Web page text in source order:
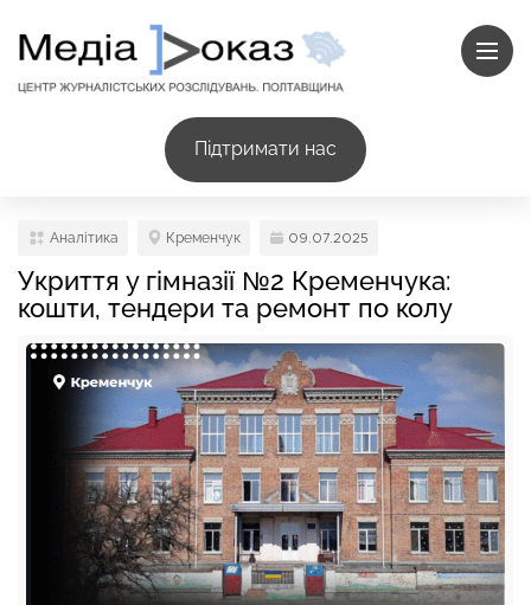
Підтримати нас
Аналітика Кременчук 09.07.2025
Укриття у гімназії №2 Кременчука:
кошти, тендери та ремонт по колу